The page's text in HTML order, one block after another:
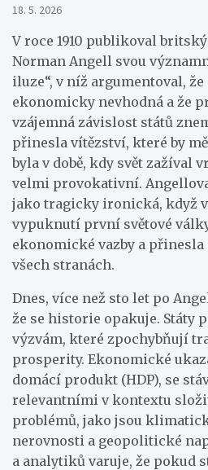
18. 5. 2026
V roce 1910 publikoval
Norman Angell svou
iluze“, v níž argumentoval,
ekonomicky nevhodná a že
vzájemná závislost států
přinesla vítězství, které by
byla v době, kdy svět zažíval
velmi provokativní.
jako tragicky ironická, když v
vypuknutí první světové
ekonomické vazby a
všech stranách.
Dnes, více než sto let po
že se historie opakuje. Státy
výzvám, které zpochybňují
prosperity. Ekonomické
domácí produkt (HDP), se
relevantními v kontextu
problémů, jako jsou
nerovnosti a geopolitické
a analytiků varuje, že pokud